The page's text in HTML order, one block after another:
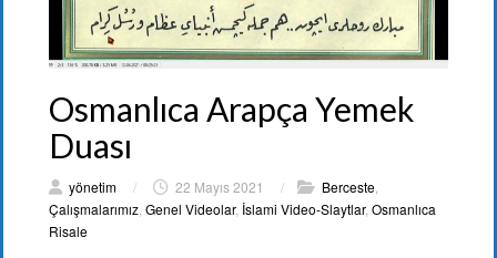
Osmanlıca Arapça Yemek
Duası
yönetim / 22 Mayıs 2021 / Berceste
Çalışmalarımız Genel Videolar, İslami Video-Slaytlar, Osmanlıca
Risale